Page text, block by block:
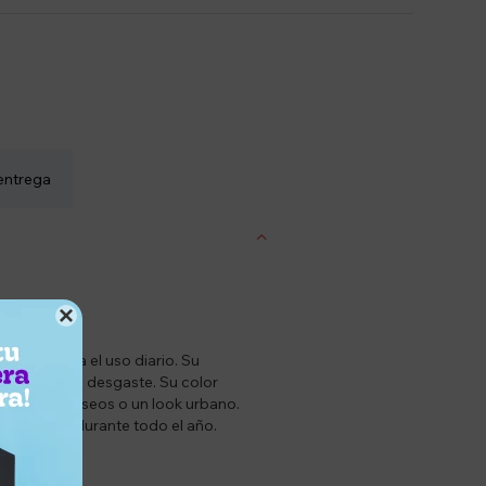

para el uso diario. Su
al desgaste. Su color
paseos o un look urbano.
usar durante todo el año.